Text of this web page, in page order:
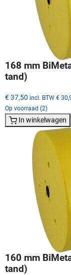
168 mm
tand)
€ 37,50 incl. BTW €
Op voorraad (2)
In winkelwagen
160 mm
tand)